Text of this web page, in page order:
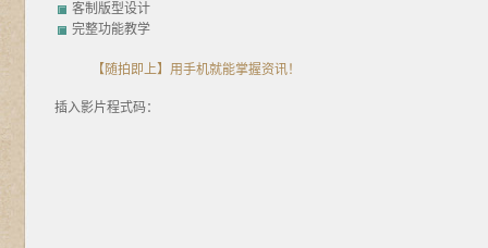
客制版型设计
完整功能教学
【随拍即上】用手机就能掌握资讯！
插入影片程式码：